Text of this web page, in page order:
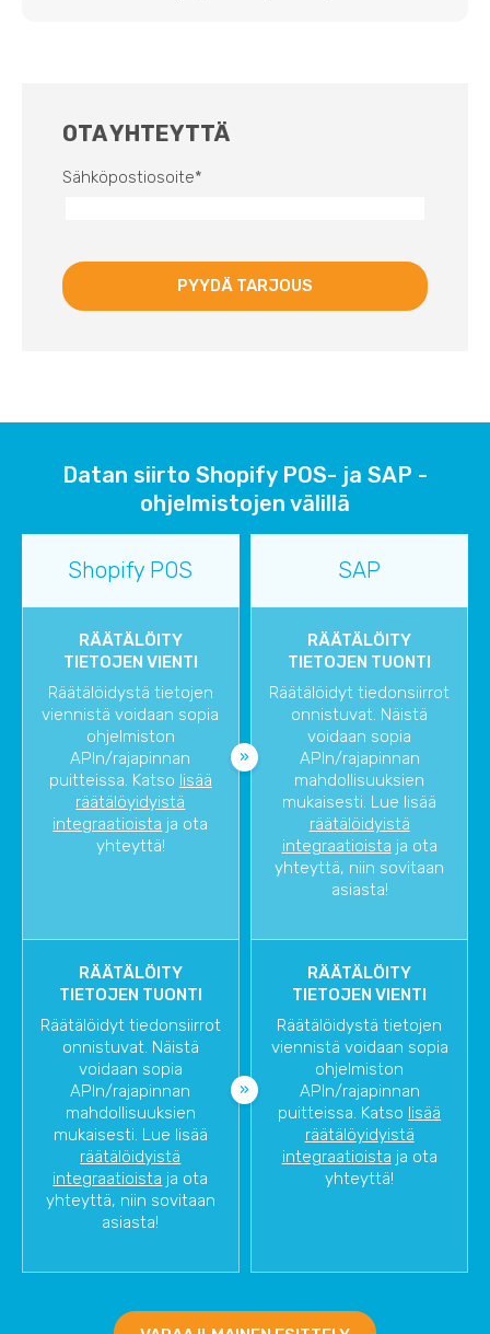
OTA YHTEYTTÄ
Sähköpostiosoite*
Datan siirto Shopify POS- ja SAP -
ohjelmistojen välillä
Shopify POS SAP
RÄÄTÄLÖITY
TIETOJEN VIENTI
Räätälöidystä tietojen
viennistä voidaan sopia
ohjelmiston
APIn/rajapinnan
puitteissa. Katso lisää
räätälöyidyistä
integraatioista ja ota
yhteyttä!
RÄÄTÄLÖITY
TIETOJEN TUONTI
Räätälöidyt tiedonsiirrot
onnistuvat. Näistä
voidaan sopia
APIn/rajapinnan
mahdollisuuksien
mukaisesti. Lue lisää
räätälöidyistä
integraatioista ja ota
yhteyttä, niin sovitaan
asiasta!
RÄÄTÄLÖITY
TIETOJEN TUONTI
Räätälöidyt tiedonsiirrot
onnistuvat. Näistä
voidaan sopia
APIn/rajapinnan
mahdollisuuksien
mukaisesti. Lue lisää
räätälöidyistä
integraatioista ja ota
yhteyttä, niin sovitaan
asiasta!
RÄÄTÄLÖITY
TIETOJEN VIENTI
Räätälöidystä tietojen
viennistä voidaan sopia
ohjelmiston
APIn/rajapinnan
puitteissa. Katso lisää
räätälöyidyistä
integraatioista ja ota
yhteyttä!